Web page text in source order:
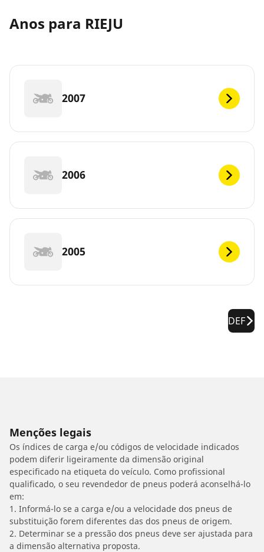
Anos para RIEJU
2007
2006
2005
DEF
Menções legais
Os índices de carga e/ou códigos de velocidade indicados
podem diferir ligeiramente da dimensão original
especificado na etiqueta do veículo. Como profissional
qualificado, o seu revendedor de pneus poderá aconselhá-lo
em:
1. Informá-lo se a carga e/ou a velocidade dos pneus de
substituição forem diferentes das dos pneus de origem.
2. Determinar se a pressão dos pneus deve ser ajustada para
a dimensão alternativa proposta.